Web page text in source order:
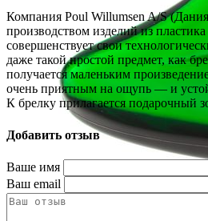
Компания Poul Willumsen A/S
производством изделий из
совершенствует свои
даже такой простой предмет, как
получается маленьким
очень приятным на ощупь — и
К брелку прилагается подарочный
Добавить отзыв
Ваше имя
Ваш email